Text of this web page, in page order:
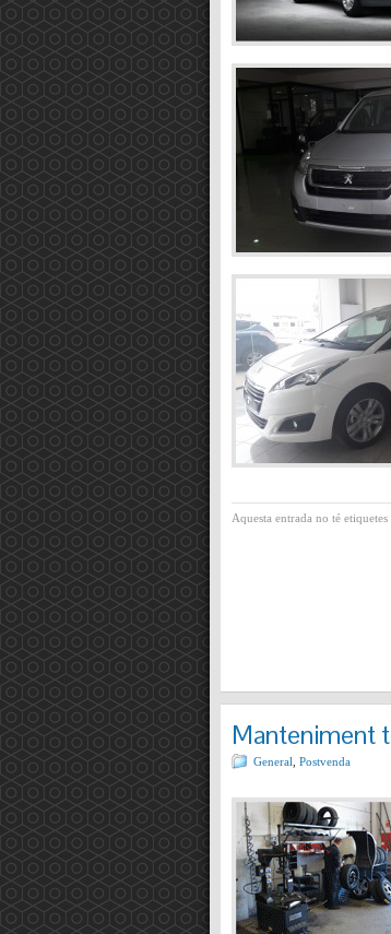
Aquesta entrada no té etiquetes
Manteniment
General Postvenda